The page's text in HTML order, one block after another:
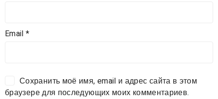
Email*
Сохранить моё имя, email и адрес сайта в этом
браузере для последующих моих комментариев.